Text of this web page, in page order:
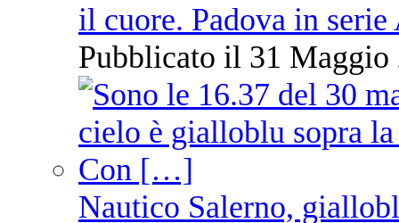
il cuore. Padova in serie
Pubblicato il 31 Maggio
Nautico Salerno,